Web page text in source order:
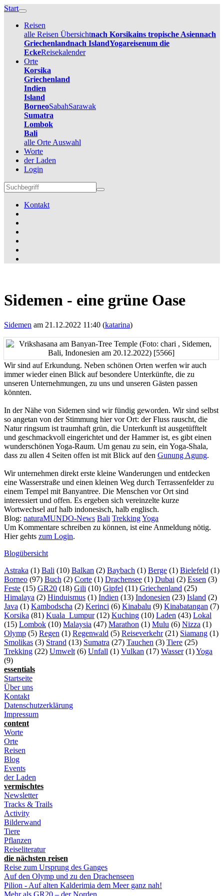
Start
Reisen
alle Reisen Übersichtnach Korsikains tropische Asiennach
Griechenlandnach IslandYogareisenum die
EckeReisekalender
Orte
Korsika
Griechenland
Indien
Island
BorneoSabahSarawak
Sumatra
Lombok
Bali
alle Orte Auswahl
Worte
der Laden
Login
Kontakt
Sidemen - eine grüne Oase
Sidemen am 21.12.2022 11:40 (katarina)
Wir sind auf Erkundung. Neben schönen Orten werfen wir auch
immer wieder einen Blick auf besondere Unterkünfte, die zu
unseren Unternehmungen, zu uns und unseren Gästen passen
könnten.
In der Nähe von Sidemen sind wir fündig geworden. Wir sind selbst
so angetan von der Stimmung hier vor Ort: der Fluss rauscht, die
Natur ringsum ist traumhaft grün, die Unterkunft ist ausgetüfftelt
und geschmackvoll eingerichtet und der Hammer ist, es gibt einen
wunderschönen Yoga-Raum. Um genau zu sein, ein Yoga-Shala,
dass zu allen 4 Seiten offen ist mit Blick auf den Gunung Agung.
Wir unternehmen direkt erste kleine Wanderungen und entdecken
eine Wasserstraße und einen kleinen Weg durch Terrassenfelder zu
einem Tempel mit Banyantree. Die Menschen vor Ort sind
interessiert und offen. Es ergeben sich vereinzelte kurze
Wortwechsel auf halb indonesisch, halb englisch.
Blog: naturaMUNDO-News Bali TrekkingYoga
Um Kommentare schreiben zu können, ist eine Anmeldung nötig.
Hier gehts zum Login.
Blogübersicht
Astraka (1) Bali (10) Balkan (2) Baybach (1) Berge (1) Bielefeld (1)
Borneo (97) Buch (2) Corte (1) Drachensee (1) Dubai (2) Essen (3)
Feste (15) GR20 (18) Gili (10) Gipfel (11) Griechenland (25)
Himalaya (2) Hinduismus (1) Indien (13) Indonesien (23) Island (2)
Java (1) Kambodscha (2) Kerinci (6) Kinabalu (9) Kinabatangan (7)
Korsika (81) Kuala_Lumpur(12) Kuching (10) Laden (43) Lokal
(15) Lombok (10) Malaysia (47) Marathon (1) Mulu (6) Nizza (1)
Olymp (5) Regen (1) Regenwald (5) Reiseverkehr(21) Siamang (1)
Smolikas (3) Strand (13) Sumatra (27) Tauchen (3) Tiere (25)
Trekking (22) Umwelt (6) Unfall (1) Vulkan (17) Wasser(1)Yoga
(9)
essentials
Startseite
Über uns
Kontakt
Datenschutzerklärung
Impressum
content
Worte
Orte
Reisen
Blog
Events
der Laden
vermischtes
Newsletter
Tracks & Trails
Activity
Bilderwand
Tiere
Pflanzen
Reiseliteratur
die nächsten reisen
Reise zum Ursprung des Ganges
Auf den Olymp und zu den Drachenseen
Pilion - Auf alten Kalderimia dem Meer ganz nah!
Mehr als GR20 – der Norden